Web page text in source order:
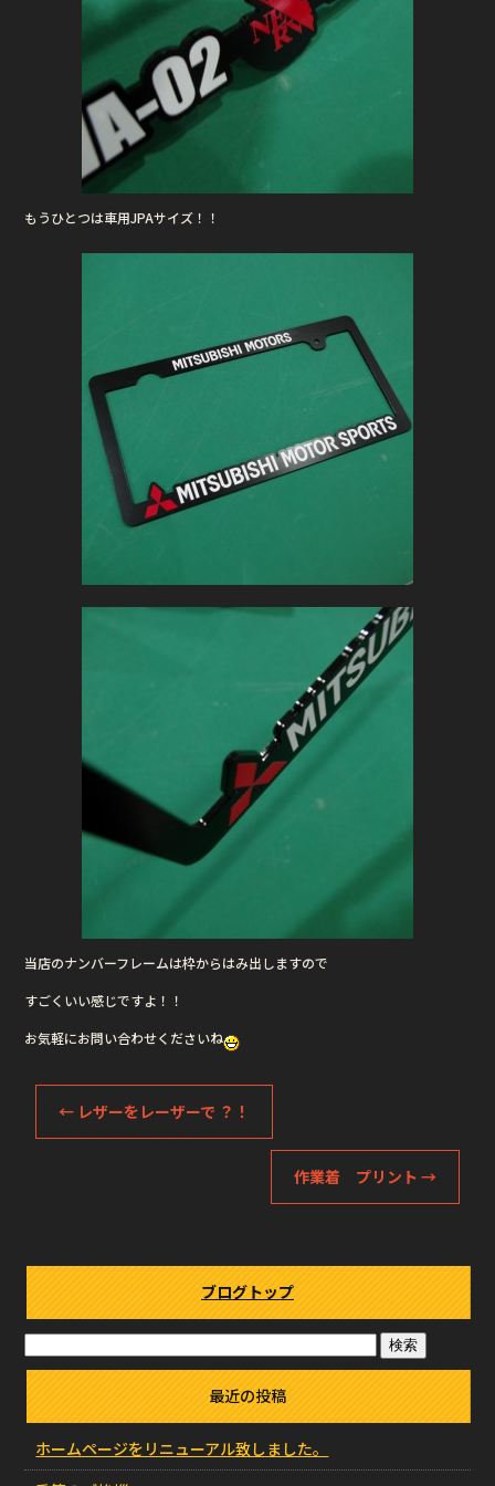
もうひとつは車用JPAサイズ！！
当店のナンバーフレームは枠からはみ出しますので
すごくいい感じですよ！！
お気軽にお問い合わせくださいね
← レザーをレーザーで ？！
作業着 プリント →
ブログトップ
最近の投稿
ホームページをリニューアル致しました。